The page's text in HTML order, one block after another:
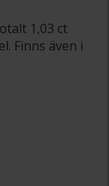
1,03 ct
Finns även i